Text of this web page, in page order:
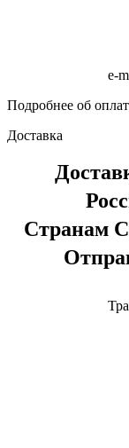
e-
Подробнее об
Доставка
Странам